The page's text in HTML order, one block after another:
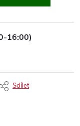
16:00)
Sdílet